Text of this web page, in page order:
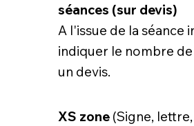
séances (sur devis)
A l'issue de la séance
indiquer le nombre
un devis.
XS zone (Signe,